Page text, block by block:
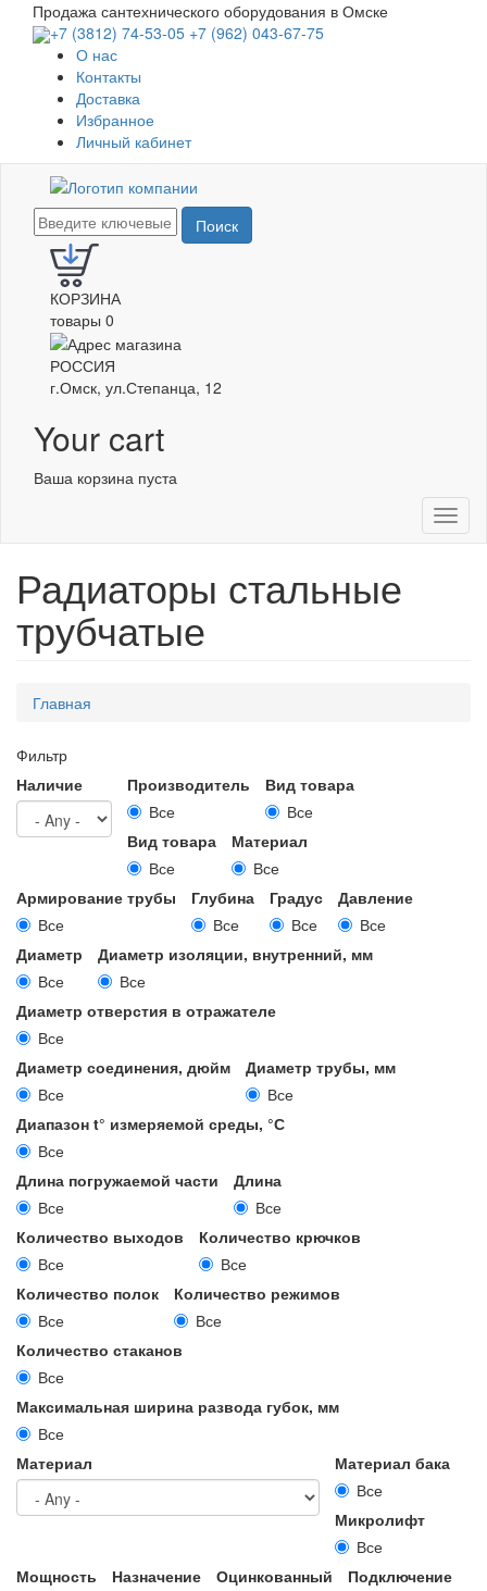
Перейти
основному
содержанию
Продажа сантехнического оборудования в Омске
+7 (3812) 74-53-05 +7 (962) 043-67-75
О нас
Контакты
Доставка
Избранное
Личный кабинет
Поиск
КОРЗИНА
товары 0
РОССИЯ
г.Омск, ул.Степанца, 12
Your cart
Ваша корзина пуста
Радиаторы стальные
трубчатые
Вы
Главная
Фильтр
Наличие
Производитель
Все
Вид товара
Все
Вид товара
Все
Материал
Все
Армирование трубы
Все
Глубина
Все
Градус
Все
Давление
Все
Диаметр
Все
Диаметр изоляции, внутренний, мм
Все
Диаметр отверстия в отражателе
Все
Диаметр соединения, дюйм
Все
Диаметр трубы, мм
Все
Диапазон t° измеряемой среды, °С
Все
Длина погружаемой части
Все
Длина
Все
Количество выходов
Все
Количество крючков
Все
Количество полок
Все
Количество режимов
Все
Количество стаканов
Все
Максимальная ширина развода губок, мм
Все
Материал
Материал бака
Все
Микролифт
Все
Мощность
Назначение
Оцинкованный
Подключение